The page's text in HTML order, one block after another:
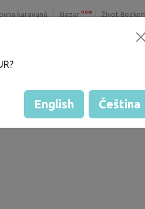
karavanů Bazar new Život
pozemků
English Čeština